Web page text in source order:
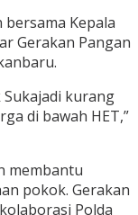
Kepala
Gerakan Pangan
Sukajadi kurang
di bawah HET,”
membantu
pokok. Gerakan
Polda